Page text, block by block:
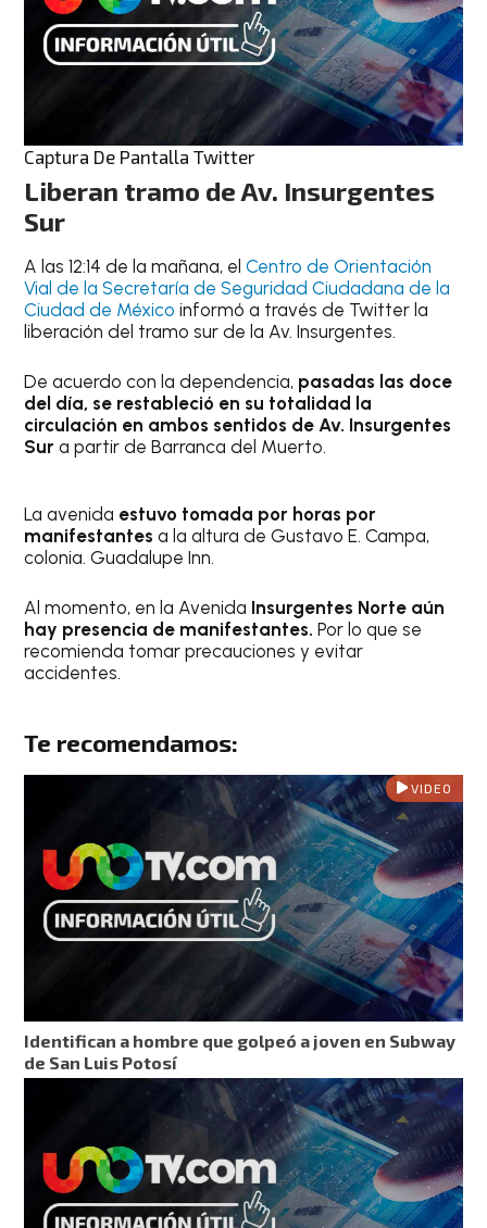
Captura De Pantalla Twitter
Liberan tramo de Av. Insurgentes
Sur
A las 12:14 de la mañana, elCentro de Orientación
Vial de la Secretaría de Seguridad Ciudadana de la
Ciudad de México informó a través de Twitter la
liberación del tramo sur de la Av. Insurgentes.
De acuerdo con la dependencia, pasadas las doce
del día, se restableció en su totalidad la
circulación en ambos sentidos de Av. Insurgentes
Sur a partir de Barranca del Muerto.
La avenida estuvo tomada por horas por
manifestantesa la altura de Gustavo E. Campa,
colonia. Guadalupe Inn.
Al momento, en la Avenida Insurgentes Norte aún
hay presencia de manifestantes. Por lo que se
recomienda tomar precauciones y evitar
accidentes.
Te recomendamos:
VIDEO
Identifican a hombre que golpeó a joven en Subway
de San Luis Potosí